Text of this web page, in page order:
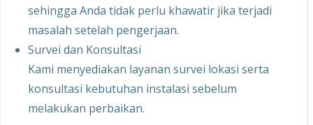
sehingga Anda tidak perlu khawatir jika terjadi
masalah setelah pengerjaan.
Survei dan Konsultasi
Kami menyediakan layanan survei lokasi serta
konsultasi kebutuhan instalasi sebelum
melakukan perbaikan.